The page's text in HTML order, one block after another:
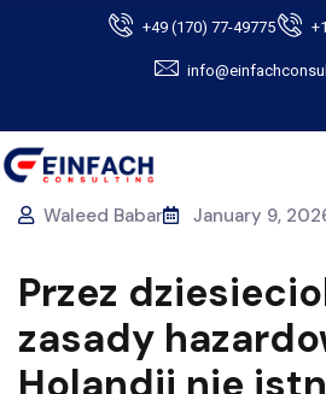
+49 (170) 77-49775
Waleed Babar January 9,
Przez
zasady